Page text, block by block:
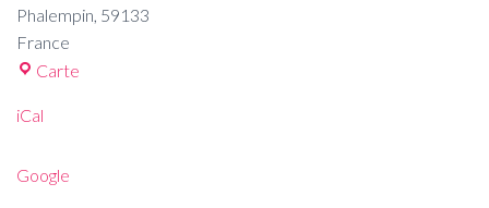
Phalempin, 59133
France
Carte
iCal
Google